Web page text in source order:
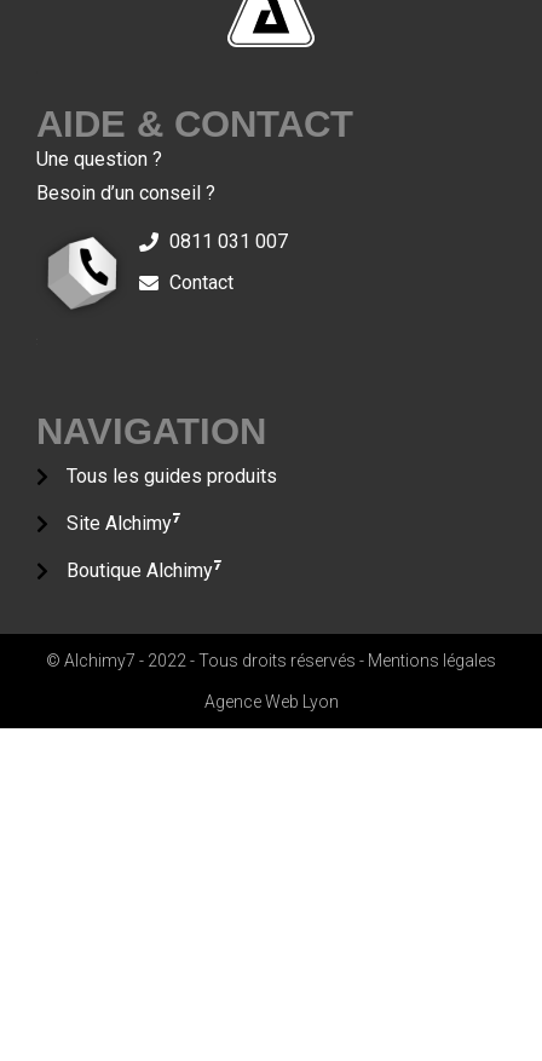
AIDE & CONTACT
Une question ?
Besoin d’un conseil ?
0811 031 007
Contact
NAVIGATION
Tous les guides produits
Site Alchimy7
Boutique Alchimy7
© Alchimy7 - 2022 - Tous droits réservés - Mentions légales
Agence Web Lyon